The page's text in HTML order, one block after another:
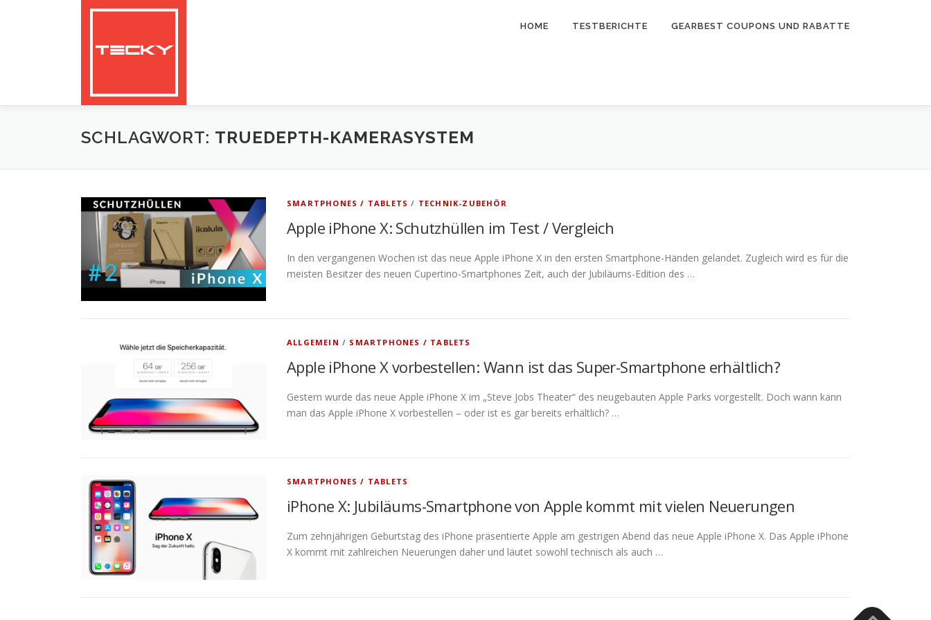
HOME TESTBERICHTE GEARBEST COUPONS UND RABATTE
SCHLAGWORT: TRUEDEPTH-KAMERASYSTEM
SMARTPHONES / TABLETS / TECHNIK-ZUBEHÖR
Apple iPhone X: Schutzhüllen im Test / Vergleich
In den vergangenen Wochen ist das neue Apple iPhone X in den ersten Smartphone-Händen gelandet. Zugleich wird es für die
meisten Besitzer des neuen Cupertino-Smartphones Zeit, auch der Jubiläums-Edition des …
ALLGEMEIN / SMARTPHONES / TABLETS
Apple iPhone X vorbestellen: Wann ist das Super-Smartphone erhältlich?
Gestern wurde das neue Apple iPhone X im „Steve Jobs Theater“ des neugebauten Apple Parks vorgestellt. Doch wann kann
man das Apple iPhone X vorbestellen – oder ist es gar bereits erhältlich? …
SMARTPHONES / TABLETS
iPhone X: Jubiläums-Smartphone von Apple kommt mit vielen Neuerungen
Zum zehnjährigen Geburtstag des iPhone präsentierte Apple am gestrigen Abend das neue Apple iPhone X. Das Apple iPhone
X kommt mit zahlreichen Neuerungen daher und läutet sowohl technisch als auch …